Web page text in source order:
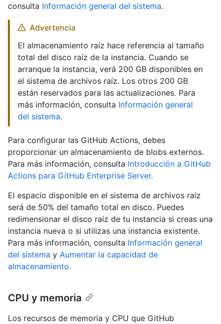
consulta Información general del sistema.
Advertencia
El almacenamiento raíz hace referencia al tamaño
total del disco raíz de la instancia. Cuando se
arranque la instancia, verá 200 GB disponibles en
el sistema de archivos raíz. Los otros 200 GB
están reservados para las actualizaciones. Para
más información, consulta Información general
del sistema.
Para configurar las GitHub Actions, debes
proporcionar un almacenamiento de blobs externos.
Para más información, consulta Introducción a GitHub
Actions para GitHub Enterprise Server.
El espacio disponible en el sistema de archivos raíz
será de 50% del tamaño total en disco. Puedes
redimensionar el disco raíz de tu instancia si creas una
instancia nueva o si utilizas una instancia existente.
Para más información, consulta Información general
del sistema y Aumentar la capacidad de
almacenamiento.
CPU y memoria
Los recursos de memoria y CPU que GitHub